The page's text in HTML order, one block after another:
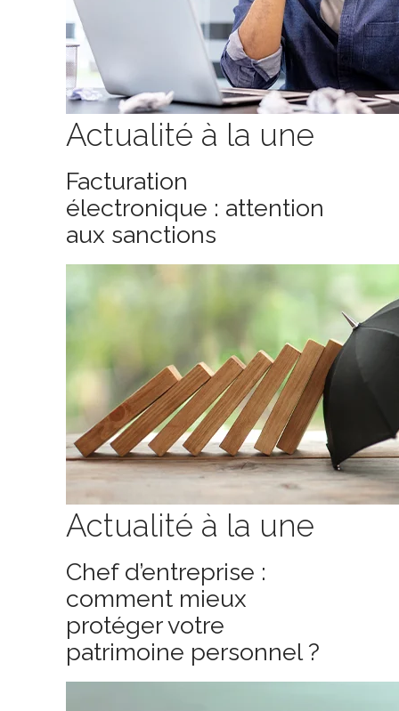
Actualité à la une
Facturation
électronique : attention
aux sanctions
Actualité à la une
Chef d’entreprise :
comment mieux
protéger votre
patrimoine personnel ?